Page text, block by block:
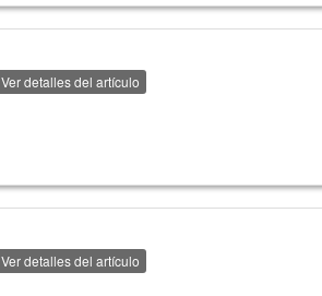
Ver detalles del artículo
Ver detalles del artículo